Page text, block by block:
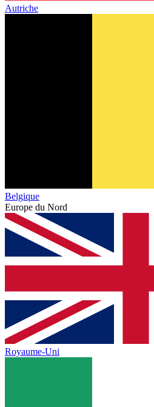
Autriche
Belgique
Europe du Nord
Royaume-Uni